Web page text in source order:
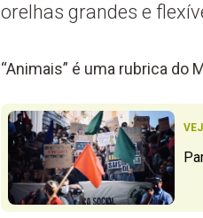
orelhas grandes e
“Animais” é uma rubrica do